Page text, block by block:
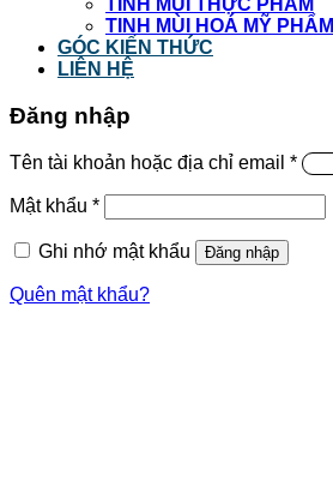
TINH MÙI THỰC PHẨM
TINH MÙI HOÁ MỸ PHẨM
GÓC KIẾN THỨC
LIÊN HỆ
Đăng nhập
Tên tài khoản hoặc địa chỉ email *
Mật khẩu *
Ghi nhớ mật khẩu Đăng nhập
Quên mật khẩu?